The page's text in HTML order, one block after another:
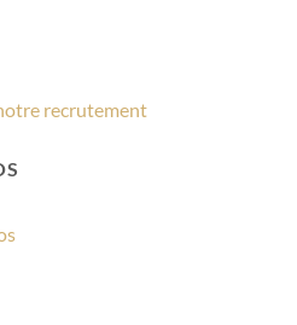
recrutement